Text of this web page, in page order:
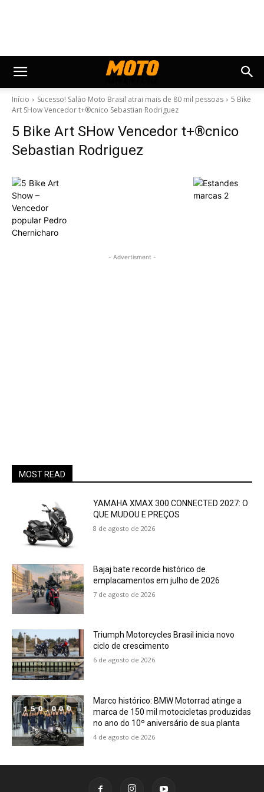
Início Sucesso! Salão Moto Brasil atrai mais de 80 mil pessoas
5 Bike
Art SHow Vencedor t+®cnico Sebastian Rodriguez
5 Bike Art SHow Vencedor t+®cnico
Sebastian Rodriguez
- Advertisment -
MOST READ
YAMAHA XMAX 300 CONNECTED 2027: O
QUE MUDOU E PREÇOS
8 de agosto de 2026
Bajaj bate recorde histórico de
emplacamentos em julho de 2026
7 de agosto de 2026
Triumph Motorcycles Brasil inicia novo
ciclo de crescimento
6 de agosto de 2026
Marco histórico: BMW Motorrad atinge a
marca de 150 mil motocicletas produzidas
no ano do 10º aniversário de sua planta
4 de agosto de 2026